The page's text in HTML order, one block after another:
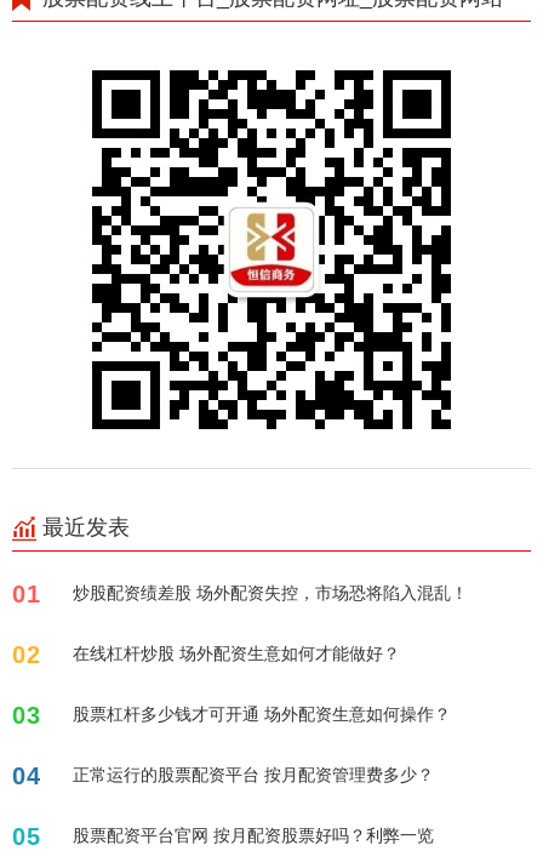
最近发表
01 炒股配资绩差股 场外配资失控，市场恐将陷入混乱！
02 在线杠杆炒股 场外配资生意如何才能做好？
03 股票杠杆多少钱才可开通 场外配资生意如何操作？
04 正常运行的股票配资平台 按月配资管理费多少？
05 股票配资平台官网 按月配资股票好吗？利弊一览